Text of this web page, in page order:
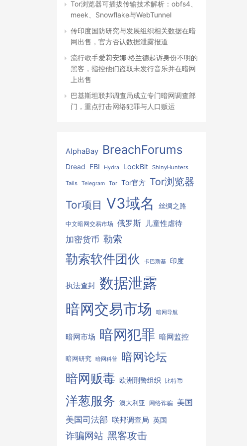
Tor浏览器可插拔传输技术解析：obfs4、
meek、Snowflake与WebTunnel
传印度国防研究与发展组织相关数据在暗
网出售，官方否认数据泄露报道
流行歌手爱莉安娜·格兰德起诉身份不明的
黑客，指控他们盗取未发行音乐并在暗网
上出售
巴基斯坦联邦调查局成立专门暗网调查部
门，重点打击网络犯罪与人口贩运
AlphaBay BreachForums
Dread FBI Hydra LockBit ShinyHunters
Tails Telegram Tor Tor官方 Tor浏览器
Tor项目 V3域名 丝绸之路
中文暗网交易市场 俄罗斯 儿童性虐待
加密货币 勒索
勒索软件团伙 卡巴斯基 印度
执法查封 数据泄露
暗网交易市场
暗网导航
暗网市场 暗网犯罪 暗网监控
暗网研究 暗网科普 暗网论坛
暗网贩毒 欧洲刑警组织 比特币
洋葱服务 澳大利亚 网络诈骗 美国
美国司法部 联邦调查局 英国
诈骗网站 黑客攻击